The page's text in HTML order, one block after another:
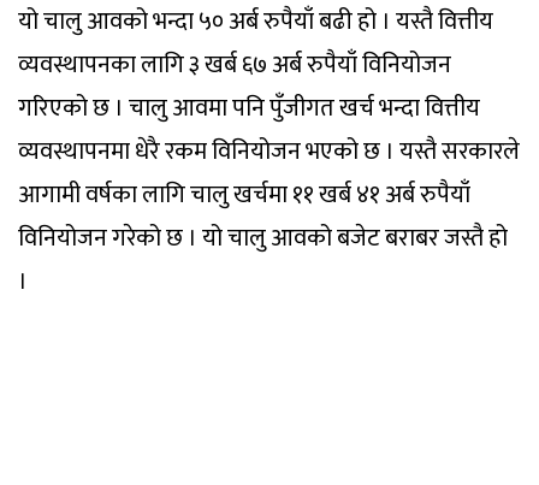
यो चालु आवको भन्दा ५० अर्ब रुपैयाँ बढी हो । यस्तै वित्तीय
व्यवस्थापनका लागि ३ खर्ब ६७ अर्ब रुपैयाँ विनियोजन
गरिएको छ । चालु आवमा पनि पुँजीगत खर्च भन्दा वित्तीय
व्यवस्थापनमा धेरै रकम विनियोजन भएको छ । यस्तै सरकारले
आगामी वर्षका लागि चालु खर्चमा ११ खर्ब ४१ अर्ब रुपैयाँ
विनियोजन गरेको छ । यो चालु आवको बजेट बराबर जस्तै हो
।